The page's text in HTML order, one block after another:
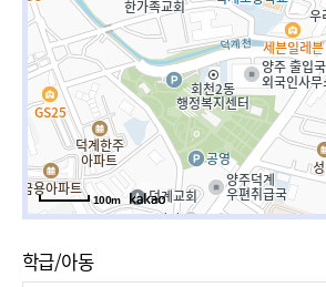
100m
학급/아동